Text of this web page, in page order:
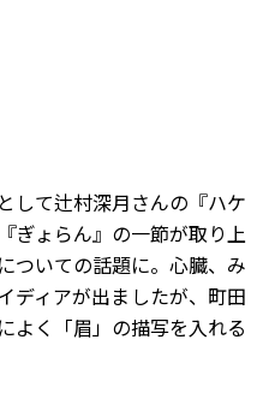
して辻村深月さんの『ハケ
ぎょらん』の一節が取り上
ついての話題に。心臓、み
ディアが出ましたが、町田
よく「眉」の描写を入れる